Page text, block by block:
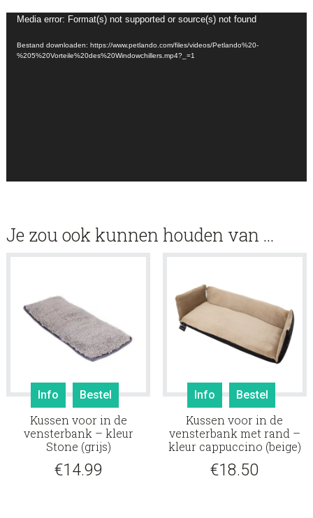
Videospeler
Media error: Format(s) not supported or source(s) not found
Bestand downloaden: https://www.petlando.com/files/videos/Petlando%20-
%205%20Vorteile%20des%20Windowchillers.mp4?_=1
Je zou ook kunnen houden van …
Info Bestel
Kussen voor in de
vensterbank – kleur
Stone (grijs)
€14.99
Info Bestel
Kussen voor in de
vensterbank met rand –
kleur cappuccino (beige)
€18.50